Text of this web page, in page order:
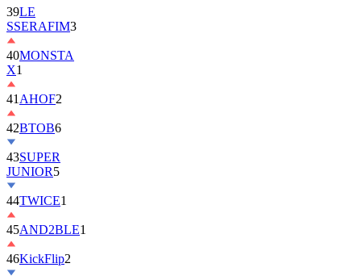
39LE
SSERAFIM3
40MONSTA
X1
41 AHOF2
42BTOB6
43SUPER
JUNIOR5
44TWICE1
45AND2BLE1
46KickFlip2